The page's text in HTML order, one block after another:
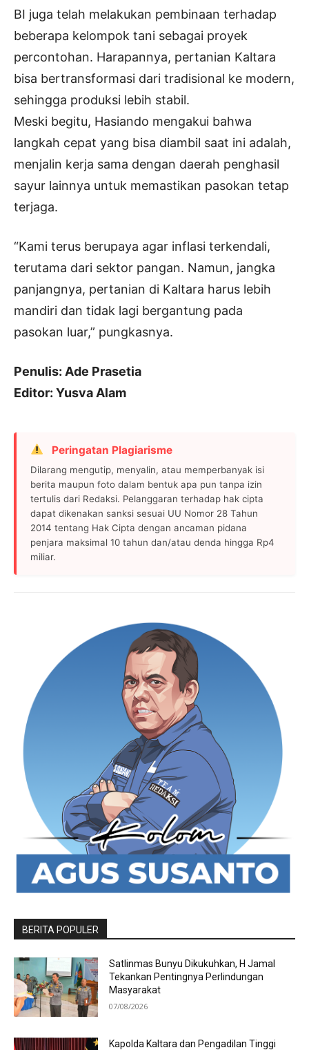
BI juga telah melakukan pembinaan terhadap
beberapa kelompok tani sebagai proyek
percontohan. Harapannya, pertanian Kaltara
bisa bertransformasi dari tradisional ke modern,
sehingga produksi lebih stabil.
Meski begitu, Hasiando mengakui bahwa
langkah cepat yang bisa diambil saat ini adalah,
menjalin kerja sama dengan daerah penghasil
sayur lainnya untuk memastikan pasokan tetap
terjaga.
“Kami terus berupaya agar inflasi terkendali,
terutama dari sektor pangan. Namun, jangka
panjangnya, pertanian di Kaltara harus lebih
mandiri dan tidak lagi bergantung pada
pasokan luar,” pungkasnya.
Penulis: Ade Prasetia
Editor: Yusva Alam
Peringatan Plagiarisme
Dilarang mengutip, menyalin, atau memperbanyak isi
berita maupun foto dalam bentuk apa pun tanpa izin
tertulis dari Redaksi. Pelanggaran terhadap hak cipta
dapat dikenakan sanksi sesuai UU Nomor 28 Tahun
2014 tentang Hak Cipta dengan ancaman pidana
penjara maksimal 10 tahun dan/atau denda hingga Rp4
miliar.
BERITA POPULER
Satlinmas Bunyu Dikukuhkan, H Jamal
Tekankan Pentingnya Perlindungan
Masyarakat
07/08/2026
Kapolda Kaltara dan Pengadilan Tinggi